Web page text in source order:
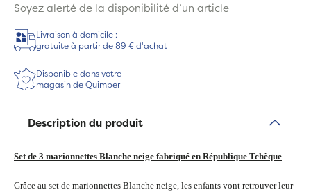
Soyez alerté de la disponibilité d’un article
Livraison à domicile :
gratuite à partir de 89 € d'achat
Disponible dans votre
magasin de Quimper
Description du produit
Set de 3 marionnettes Blanche neige fabriqué en République Tchèque
Grâce au set de marionnettes Blanche neige, les enfants vont retrouver leur